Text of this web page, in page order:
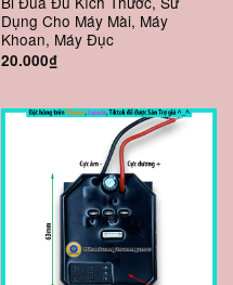
Dụng Cho Máy Mài, Máy
Khoan, Máy Đục
20.000₫